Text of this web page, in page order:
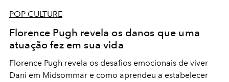
POP CULTURE
Florence Pugh revela os danos que uma
atuação fez em sua vida
Florence Pugh revela os desafios emocionais de viver
Dani em Midsommar e como aprendeu a estabelecer